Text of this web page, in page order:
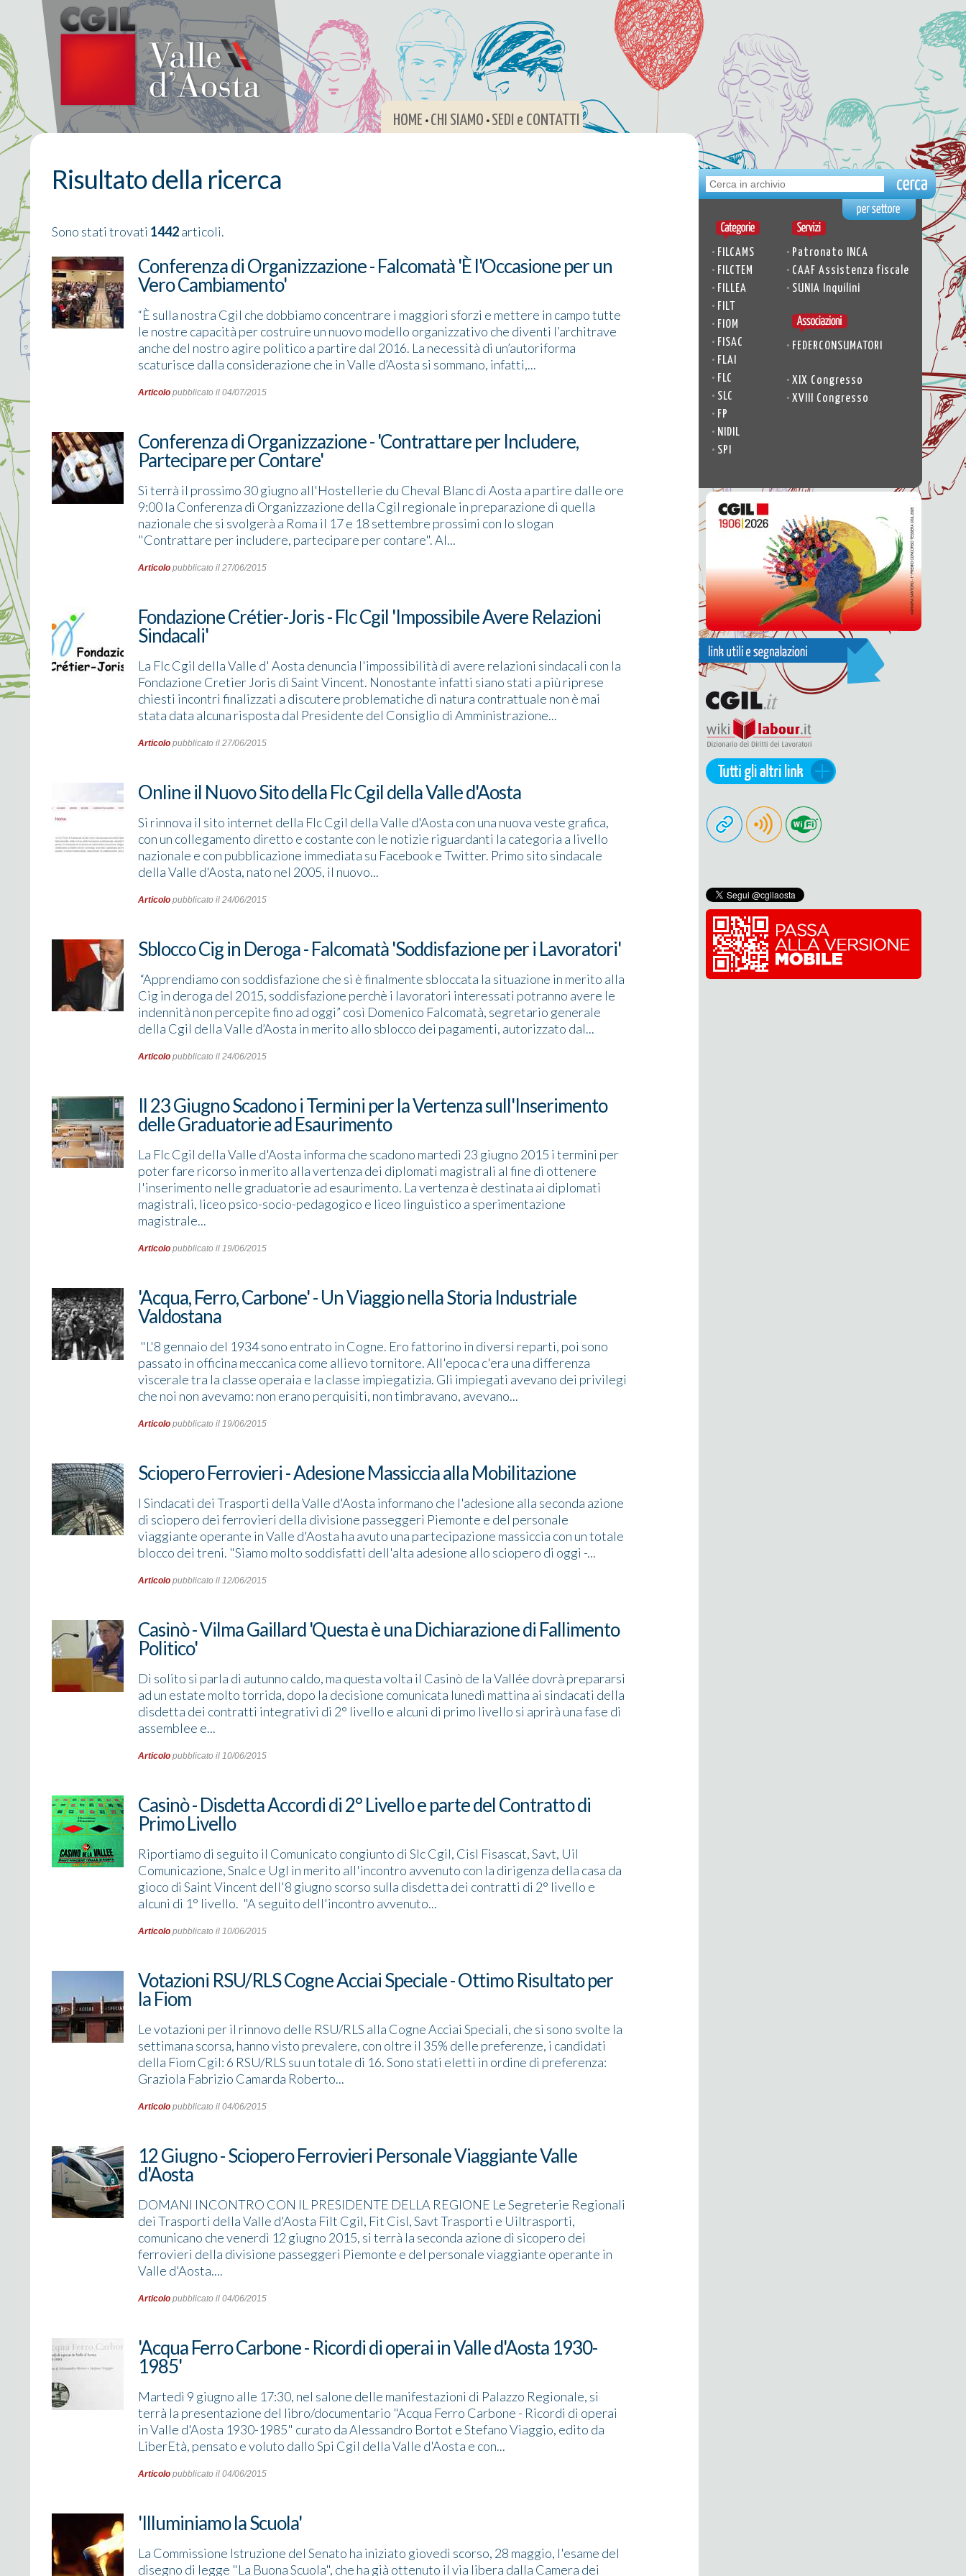
HOME • CHI SIAMO • SEDI e CONTATTI
Risultato della ricerca
Sono stati trovati 1442articoli.
Conferenza di Organizzazione - Falcomatà 'È l'Occasione per un
Vero Cambiamento'
“È sulla nostra Cgil che dobbiamo concentrare i maggiori sforzi e mettere in campo tutte
le nostre capacità per costruire un nuovo modello organizzativo che diventi l’architrave
anche del nostro agire politico a partire dal 2016. La necessità di un’autoriforma
scaturisce dalla considerazione che in Valle d’Aosta si sommano, infatti,...
Articolo pubblicato il 04/07/2015
Conferenza di Organizzazione - 'Contrattare per Includere,
Partecipare per Contare'
Si terrà il prossimo 30 giugno all'Hostellerie du Cheval Blanc di Aosta a partire dalle ore
9:00 la Conferenza di Organizzazione della Cgil regionale in preparazione di quella
nazionale che si svolgerà a Roma il 17 e 18 settembre prossimi con lo slogan
"Contrattare per includere, partecipare per contare". Al...
Articolo pubblicato il 27/06/2015
Fondazione Crétier-Joris - Flc Cgil 'Impossibile Avere Relazioni
Sindacali'
La Flc Cgil della Valle d' Aosta denuncia l'impossibilità di avere relazioni sindacali con la
Fondazione Cretier Joris di Saint Vincent. Nonostante infatti siano stati a più riprese
chiesti incontri finalizzati a discutere problematiche di natura contrattuale non è mai
stata data alcuna risposta dal Presidente del Consiglio di Amministrazione...
Articolo pubblicato il 27/06/2015
Online il Nuovo Sito della Flc Cgil della Valle d'Aosta
Si rinnova il sito internet della Flc Cgil della Valle d'Aosta con una nuova veste grafica,
con un collegamento diretto e costante con le notizie riguardanti la categoria a livello
nazionale e con pubblicazione immediata su Facebook e Twitter. Primo sito sindacale
della Valle d'Aosta, nato nel 2005, il nuovo...
Articolo pubblicato il 24/06/2015
Sblocco Cig in Deroga - Falcomatà 'Soddisfazione per i Lavoratori'
“Apprendiamo con soddisfazione che si è finalmente sbloccata la situazione in merito alla
Cig in deroga del 2015, soddisfazione perchè i lavoratori interessati potranno avere le
indennità non percepite fino ad oggi” così Domenico Falcomatà, segretario generale
della Cgil della Valle d’Aosta in merito allo sblocco dei pagamenti, autorizzato dal...
Articolo pubblicato il 24/06/2015
Il 23 Giugno Scadono i Termini per la Vertenza sull'Inserimento
delle Graduatorie ad Esaurimento
La Flc Cgil della Valle d'Aosta informa che scadono martedì 23 giugno 2015 i termini per
poter fare ricorso in merito alla vertenza dei diplomati magistrali al fine di ottenere
l'inserimento nelle graduatorie ad esaurimento. La vertenza è destinata ai diplomati
magistrali, liceo psico-socio-pedagogico e liceo linguistico a sperimentazione
magistrale...
Articolo pubblicato il 19/06/2015
'Acqua, Ferro, Carbone' - Un Viaggio nella Storia Industriale
Valdostana
"L'8 gennaio del 1934 sono entrato in Cogne. Ero fattorino in diversi reparti, poi sono
passato in officina meccanica come allievo tornitore. All'epoca c'era una differenza
viscerale tra la classe operaia e la classe impiegatizia. Gli impiegati avevano dei privilegi
che noi non avevamo: non erano perquisiti, non timbravano, avevano...
Articolo pubblicato il 19/06/2015
Sciopero Ferrovieri - Adesione Massiccia alla Mobilitazione
I Sindacati dei Trasporti della Valle d'Aosta informano che l'adesione alla seconda azione
di sciopero dei ferrovieri della divisione passeggeri Piemonte e del personale
viaggiante operante in Valle d'Aosta ha avuto una partecipazione massiccia con un totale
blocco dei treni. "Siamo molto soddisfatti dell'alta adesione allo sciopero di oggi -...
Articolo pubblicato il 12/06/2015
Casinò - Vilma Gaillard 'Questa è una Dichiarazione di Fallimento
Politico'
Di solito si parla di autunno caldo, ma questa volta il Casinò de la Vallée dovrà prepararsi
ad un estate molto torrida, dopo la decisione comunicata lunedì mattina ai sindacati della
disdetta dei contratti integrativi di 2° livello e alcuni di primo livello si aprirà una fase di
assemblee e...
Articolo pubblicato il 10/06/2015
Casinò - Disdetta Accordi di 2° Livello e parte del Contratto di
Primo Livello
Riportiamo di seguito il Comunicato congiunto di Slc Cgil, Cisl Fisascat, Savt, Uil
Comunicazione, Snalc e Ugl in merito all'incontro avvenuto con la dirigenza della casa da
gioco di Saint Vincent dell'8 giugno scorso sulla disdetta dei contratti di 2° livello e
alcuni di 1° livello. "A seguito dell'incontro avvenuto...
Articolo pubblicato il 10/06/2015
Votazioni RSU/RLS Cogne Acciai Speciale - Ottimo Risultato per
la Fiom
Le votazioni per il rinnovo delle RSU/RLS alla Cogne Acciai Speciali, che si sono svolte la
settimana scorsa, hanno visto prevalere, con oltre il 35% delle preferenze, i candidati
della Fiom Cgil: 6 RSU/RLS su un totale di 16. Sono stati eletti in ordine di preferenza:
Graziola Fabrizio Camarda Roberto...
Articolo pubblicato il 04/06/2015
12 Giugno - Sciopero Ferrovieri Personale Viaggiante Valle
d'Aosta
DOMANI INCONTRO CON IL PRESIDENTE DELLA REGIONE Le Segreterie Regionali
dei Trasporti della Valle d'Aosta Filt Cgil, Fit Cisl, Savt Trasporti e Uiltrasporti,
comunicano che venerdì 12 giugno 2015, si terrà la seconda azione di sicopero dei
ferrovieri della divisione passeggeri Piemonte e del personale viaggiante operante in
Valle d'Aosta....
Articolo pubblicato il 04/06/2015
'Acqua Ferro Carbone - Ricordi di operai in Valle d'Aosta 1930-
1985'
Martedì 9 giugno alle 17:30, nel salone delle manifestazioni di Palazzo Regionale, si
terrà la presentazione del libro/documentario "Acqua Ferro Carbone - Ricordi di operai
in Valle d'Aosta 1930-1985" curato da Alessandro Bortot e Stefano Viaggio, edito da
LiberEtà, pensato e voluto dallo Spi Cgil della Valle d'Aosta e con...
Articolo pubblicato il 04/06/2015
'Illuminiamo la Scuola'
La Commissione Istruzione del Senato ha iniziato giovedì scorso, 28 maggio, l'esame del
disegno di legge "La Buona Scuola", che ha già ottenuto il via libera dalla Camera dei
• FILCAMS
• FILCTEM
• FILLEA
• FILT
• FIOM
• FISAC
• FLAI
• FLC
• SLC
• FP
• NIDIL
• SPI
• Patronato INCA
• CAAF Assistenza fiscale
• SUNIA Inquilini
• FEDERCONSUMATORI
• XIX Congresso
• XVIII Congresso